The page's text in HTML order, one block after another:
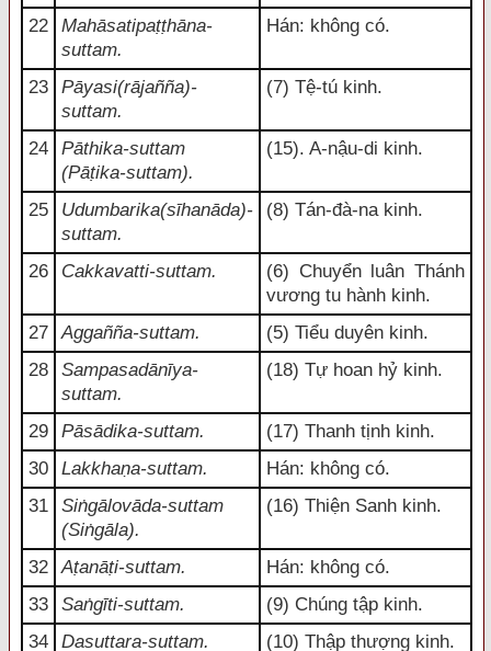
22
Mahāsatipaṭṭhāna-
suttam.
Hán: không có.
23
Pāyasi(rājañña)-
suttam.
(7) Tệ-tú kinh.
24
Pāthika-suttam
(Pāṭika-suttam).
(15). A-nậu-di kinh.
25
Udumbarika(sīhanāda)-
suttam.
(8) Tán-đà-na kinh.
26 Cakkavatti-suttam.
(6) Chuyển luân Thánh
vương tu hành kinh.
27
Aggañña-suttam.
(5) Tiểu duyên kinh.
28
Sampasadānīya-
suttam.
(18) Tự hoan hỷ kinh.
29 Pāsādika-suttam.
(17) Thanh tịnh kinh.
30
Lakkhaṇa-suttam.
Hán: không có.
31
Siṅgālovāda-suttam
(Siṅgāla).
(16) Thiện Sanh kinh.
32 Aṭanāṭi-suttam.
Hán: không có.
33
Saṅgīti-suttam.
(9) Chúng tập kinh.
34
Dasuttara-suttam. (10) Thập thượng kinh.